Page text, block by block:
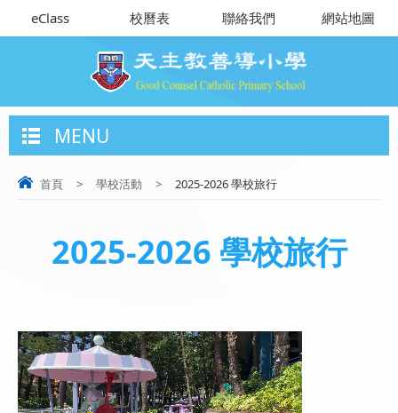
eClass 校曆表 聯絡我們 網站地圖
MENU
首頁 > 學校活動 > 2025-2026 學校旅行
2025-2026 學校旅行